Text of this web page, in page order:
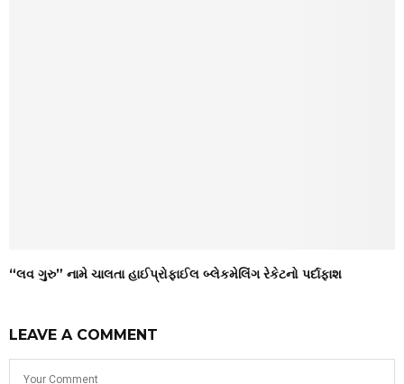
“લવ ગુરુ” નામે ચાલતા હાઈપ્રોફાઈલ બ્લેકમેલિંગ રેકેટનો પર્દાફાશ
LEAVE A COMMENT